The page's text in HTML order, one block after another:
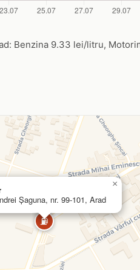
Benzina 9.33 lei/litru,
⛽
Șaguna, nr. 99-101, Arad
×